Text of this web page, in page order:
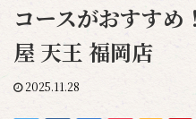
コースがおすす
屋 天王 福岡店
2025.11.28